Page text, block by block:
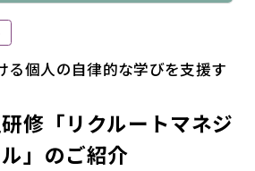
る個人の自律的な学びを支援す
修「リクルートマネジ
」のご紹介